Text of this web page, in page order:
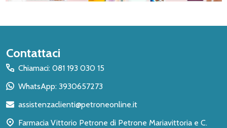
Inizio
del
piè
pagina
Contattaci
Chiamaci: 081 193 030 15
WhatsApp: 3930657273
assistenzaclienti@petroneonline.it
Farmacia Vittorio Petrone di Petrone Mariavittoria e C.